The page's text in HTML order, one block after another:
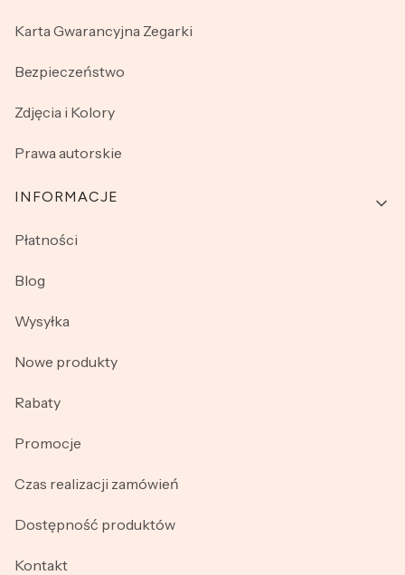
Karta Gwarancyjna Zegarki
Bezpieczeństwo
Zdjęcia i Kolory
Prawa autorskie
INFORMACJE
Płatności
Blog
Wysyłka
Nowe produkty
Rabaty
Promocje
Czas realizacji zamówień
Dostępność produktów
Kontakt